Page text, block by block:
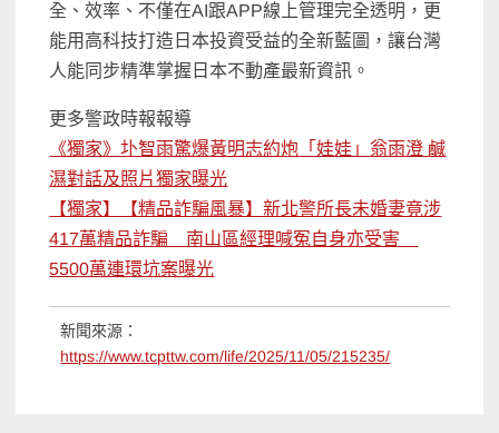
全、效率、不僅在AI跟APP線上管理完全透明，更
能用高科技打造日本投資受益的全新藍圖，讓台灣
人能同步精準掌握日本不動產最新資訊。
更多警政時報報導
《獨家》圤智雨驚爆黃明志約炮「娃娃」翁雨澄 鹹
濕對話及照片獨家曝光
【獨家】【精品詐騙風暴】新北警所長未婚妻竟涉
417萬精品詐騙 南山區經理喊冤自身亦受害
5500萬連環坑案曝光
新聞來源：
https://www.tcpttw.com/life/2025/11/05/215235/